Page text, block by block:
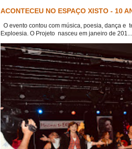
ACONTECEU NO ESPAÇO XISTO - 10
O evento contou com música, poesia, dança e
Exploesia. O Projeto nasceu em janeiro de 201...